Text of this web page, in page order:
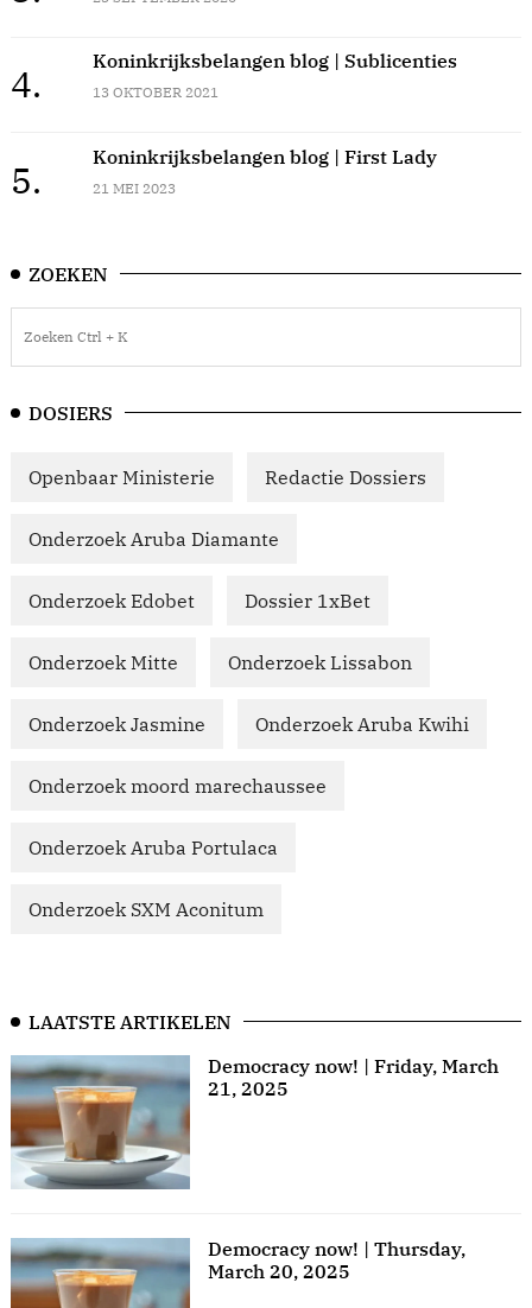
4.
Koninkrijksbelangen blog | Sublicenties
13 OKTOBER 2021
5.
Koninkrijksbelangen blog | First Lady
21 MEI 2023
ZOEKEN
DOSIERS
Openbaar Ministerie Redactie Dossiers
Onderzoek Aruba Diamante
Onderzoek Edobet Dossier 1xBet
Onderzoek Mitte Onderzoek Lissabon
Onderzoek Jasmine Onderzoek Aruba Kwihi
Onderzoek moord marechaussee
Onderzoek Aruba Portulaca
Onderzoek SXM Aconitum
LAATSTE ARTIKELEN
Democracy now! | Friday, March
21, 2025
Democracy now! | Thursday,
March 20, 2025